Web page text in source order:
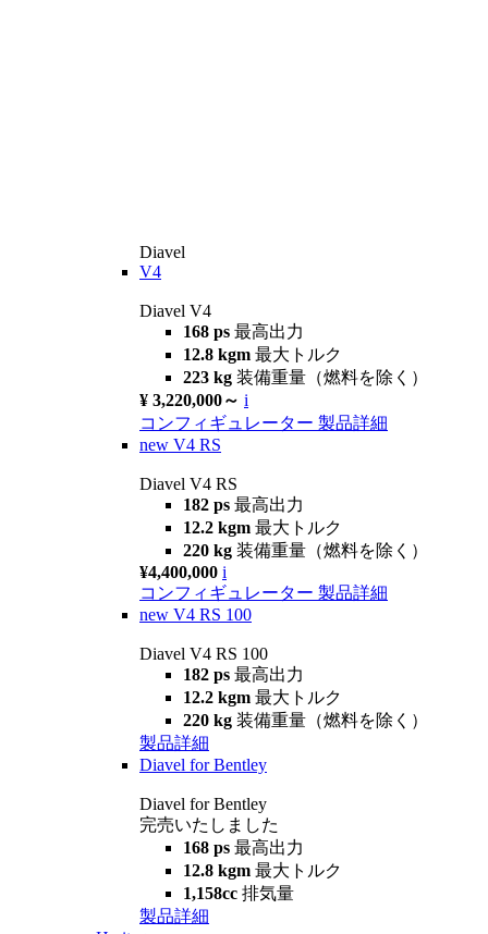
Diavel
V4
Diavel V4
168 ps 最高出力
12.8 kgm 最大トルク
223 kg 装備重量（燃料を除く）
¥ 3,220,000～ i
コンフィギュレーター 製品詳細
new V4 RS
Diavel V4 RS
182 ps 最高出力
12.2 kgm 最大トルク
220 kg 装備重量（燃料を除く）
¥4,400,000 i
コンフィギュレーター 製品詳細
new V4 RS 100
Diavel V4 RS 100
182 ps 最高出力
12.2 kgm 最大トルク
220 kg 装備重量（燃料を除く）
製品詳細
Diavel for Bentley
Diavel for Bentley
完売いたしました
168 ps 最高出力
12.8 kgm 最大トルク
1,158cc 排気量
製品詳細